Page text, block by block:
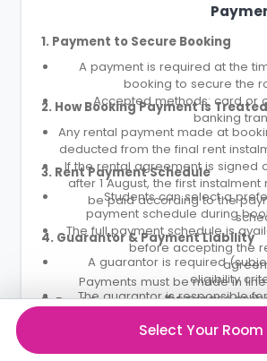
1. Payment to Secure Booking
A payment is required at the
booking to secure the
Accepted methods: card or
banking
2. How Booking Payment is
Any rental payment made at
deducted from the final rent
If the rental agreement is signed
after 1 August, the first instalment
be paid according to the
3. Rent Payment Schedule
Students can select a
payment schedule during
The full payment schedule is
before accepting the
Payments must be made in
the agreed
4. Guarantor & Payment Liability
A guarantor is required
eligibility
The guarantor is responsible
Student Roost will
5. Dual Occupancy (If Applicable)
Both residents are jointly liable for
Select Your Room